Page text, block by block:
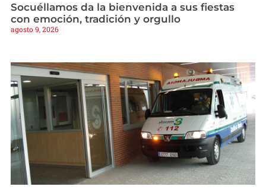
Socuéllamos da la bienvenida a sus fiestas
con emoción, tradición y orgullo
agosto 9, 2026